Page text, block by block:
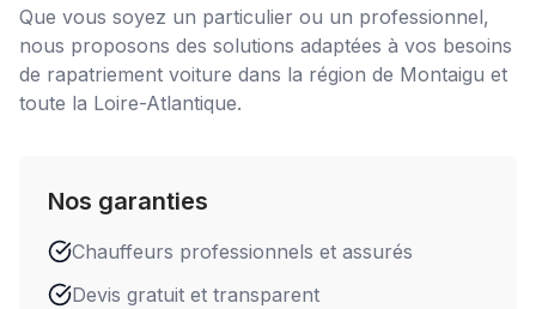
Que vous soyez un particulier ou un professionnel,
nous proposons des solutions adaptées à vos besoins
de rapatriement voiture dans la région de Montaigu et
toute la Loire-Atlantique.
Nos garanties
Chauffeurs professionnels et assurés
Devis gratuit et transparent